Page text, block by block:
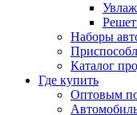
Наборы
Каталог
Где купить
Оптовым